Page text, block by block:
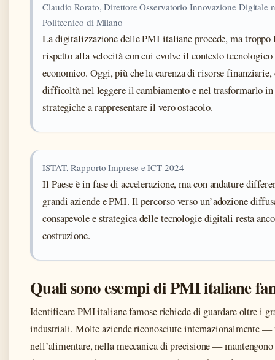
Claudio Rorato, Direttore Osservatorio Innovazione
Politecnico di Milano
La digitalizzazione delle PMI italiane procede, ma troppo
rispetto alla velocità con cui evolve il contesto tecnologico
economico. Oggi, più che la carenza di risorse finanziarie,
difficoltà nel leggere il cambiamento e nel trasformarlo in
strategiche a rappresentare il vero ostacolo.
ISTAT, Rapporto Imprese e ICT 2024
Il Paese è in fase di accelerazione, ma con andature
grandi aziende e PMI. Il percorso verso un’adozione
consapevole e strategica delle tecnologie digitali resta
costruzione.
Quali sono esempi di PMI italiane
Identificare PMI italiane famose richiede di guardare oltre i
industriali. Molte aziende riconosciute internazionalmente —
nell’alimentare, nella meccanica di precisione —